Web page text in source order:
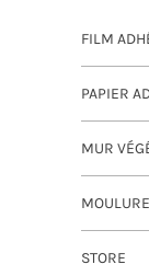
FILM
PAPIER
MUR
STORE